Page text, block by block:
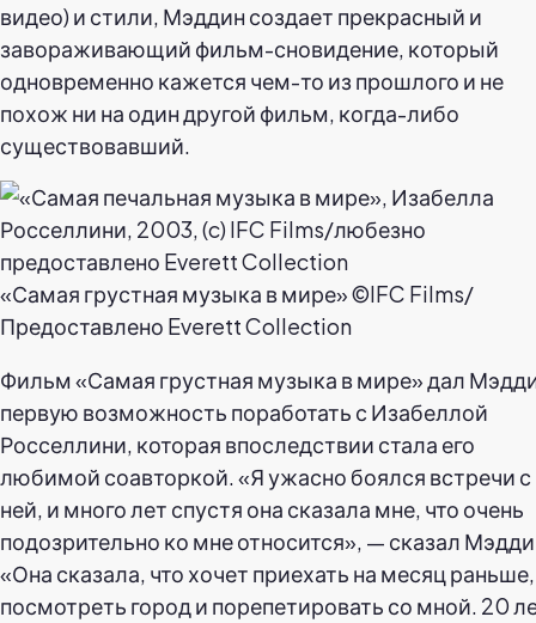
видео) и стили, Мэддин создает прекрасный и
завораживающий фильм-сновидение, который
одновременно кажется чем-то из прошлого и не
похож ни на один другой фильм, когда-либо
существовавший.
«Самая грустная музыка в мире» ©IFC Films/
Предоставлено Everett Collection
Фильм «Самая грустная музыка в мире» дал
первую возможность поработать с Изабеллой
Росселлини, которая впоследствии стала его
любимой соавторкой. «Я ужасно боялся встречи с
ней, и много лет спустя она сказала мне, что очень
подозрительно ко мне относится», — сказал
«Она сказала, что хочет приехать на месяц раньше,
посмотреть город и порепетировать со мной. 20